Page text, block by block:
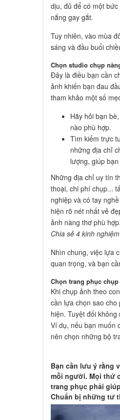
dịu, đủ để có một
nắng gay gắt.
Tuy nhiên, vào mùa
sáng và đầu buổi
Chọn studio chụp
Đây là điều bạn cần
ảnh khiến bạn đau
tham khảo một số
Hãy hỏi bạn
nào phù hợp.
Tìm kiếm trực
những địa chỉ
lượng, giúp
Những địa chỉ uy tín
thoại, chi phí chụp...
nghiệp và có tay
hiện rõ nét nhất vẻ
ảnh nàng thơ phù hợp.
Chia sẻ 4 kinh
Nhìn chung, việc lựa
quan trọng, và bạn
Chọn trang phục
Khi chụp ảnh theo
cần lựa chọn sao cho
hiện. Tuyệt đối
Ví dụ, nếu bạn muốn
nên chọn những bộ
Bạn cần lưu ý rằng
mỗi người. Mọi thứ
trang phục phải
Chuẩn bị những tư